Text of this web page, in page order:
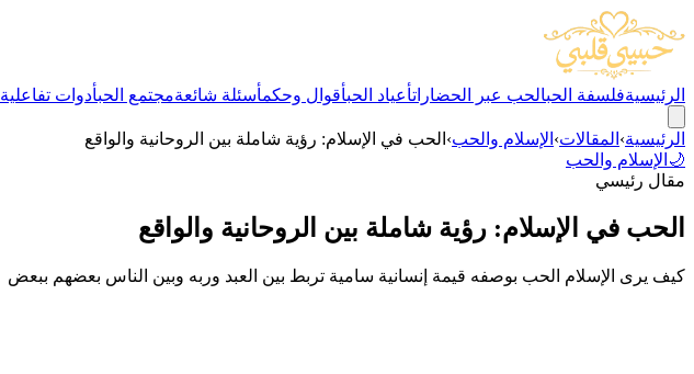
الرئيسيةفلسفة الحبالحب عبر الحضاراتأعياد الحبأقوال وحكمأسئلة شائعةمجتمع الحبأدوات تفاعلية
الرئيسية› المقالات› الإسلام والحب› الحب في الإسلام: رؤية شاملة بين الروحانية والواقع
🌙 الإسلام والحب
مقال رئيسي
الحب في الإسلام: رؤية شاملة بين الروحانية والواقع
كيف يرى الإسلام الحب بوصفه قيمة إنسانية سامية تربط بين العبد وربه وبين الناس بعضهم ببعض